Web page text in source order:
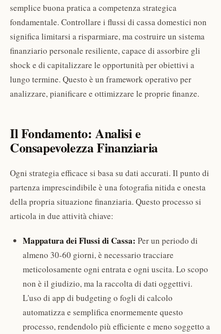
semplice buona pratica a competenza strategica
fondamentale. Controllare i flussi di cassa domestici non
significa limitarsi a risparmiare, ma costruire un sistema
finanziario personale resiliente, capace di assorbire gli
shock e di capitalizzare le opportunità per obiettivi a
lungo termine. Questo è un framework operativo per
analizzare, pianificare e ottimizzare le proprie finanze.
Il Fondamento: Analisi e
Consapevolezza Finanziaria
Ogni strategia efficace si basa su dati accurati. Il punto di
partenza imprescindibile è una fotografia nitida e onesta
della propria situazione finanziaria. Questo processo si
articola in due attività chiave:
Mappatura dei Flussi di Cassa: Per un periodo di
almeno 30-60 giorni, è necessario tracciare
meticolosamente ogni entrata e ogni uscita. Lo scopo
non è il giudizio, ma la raccolta di dati oggettivi.
L'uso di app di budgeting o fogli di calcolo
automatizza e semplifica enormemente questo
processo, rendendolo più efficiente e meno soggetto a